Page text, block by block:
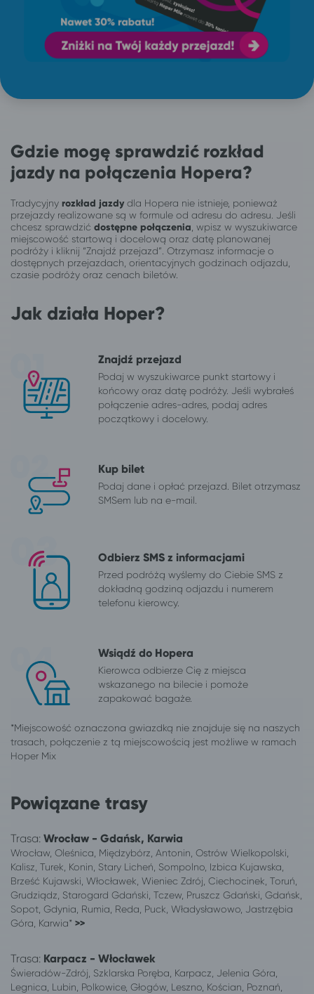
Gdzie mogę sprawdzić rozkład
jazdy na połączenia Hopera?
Tradycyjny rozkład jazdydla Hopera nie istnieje, ponieważ
przejazdy realizowane są w formule od adresu do adresu. Jeśli
chcesz sprawdzić dostępne połączenia , wpisz w wyszukiwarce
miejscowość startową i docelową oraz datę planowanej
podróży i kliknij “Znajdź przejazd”. Otrzymasz informacje o
dostępnych przejazdach, orientacyjnych godzinach odjazdu,
czasie podróży oraz cenach biletów.
Jak działa Hoper?
Znajdź przejazd
Podaj w wyszukiwarce punkt startowy i
końcowy oraz datę podróży. Jeśli wybrałeś
połączenie adres-adres, podaj adres
początkowy i docelowy.
Kup bilet
Podaj dane i opłać przejazd. Bilet otrzymasz
SMSem lub na e-mail.
Odbierz SMS z informacjami
Przed podróżą wyślemy do Ciebie SMS z
dokładną godziną odjazdu i numerem
telefonu kierowcy.
Wsiądź do Hopera
Kierowca odbierze Cię z miejsca
wskazanego na bilecie i pomoże
zapakować bagaże.
Powiązane trasy
Trasa: Wrocław - Gdańsk, Karwia
Wrocław, Oleśnica, Międzybórz, Antonin, Ostrów Wielkopolski,
Kalisz, Turek, Konin, Stary Licheń, Sompolno, Izbica Kujawska,
Brześć Kujawski, Włocławek, Wieniec Zdrój, Ciechocinek, Toruń,
Grudziądz, Starogard Gdański, Tczew, Pruszcz Gdański, Gdańsk,
Sopot, Gdynia, Rumia, Reda, Puck, Władysławowo, Jastrzębia
Góra, Karwia* >>
Trasa: Karpacz - Włocławek
Świeradów-Zdrój, Szklarska Poręba, Karpacz, Jelenia Góra,
Legnica, Lubin, Polkowice, Głogów, Leszno, Kościan, Poznań,